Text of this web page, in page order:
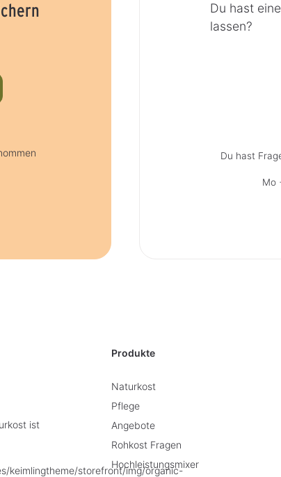
Du hast
lassen?
Du hast
Mo
ist
Produkte
Naturkost
Pflege
Angebote
Rohkost Fragen
Hochleistungsmixer